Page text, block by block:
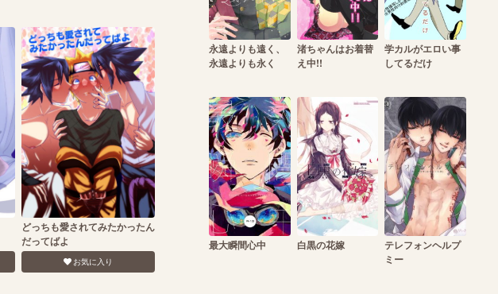
どっちも愛されてみたかったん
だってばよ
お気に入り
永遠よりも遠く、
永遠よりも永く
渚ちゃんはお着替
え中!!
学カルがエロい事
してるだけ
最大瞬間心中 白黒の花嫁
テレフォンヘルプ
ミー